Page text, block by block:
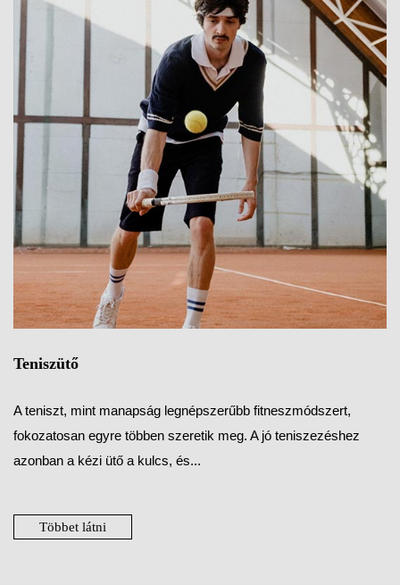
Teniszütő
A teniszt, mint manapság legnépszerűbb fitneszmódszert,
fokozatosan egyre többen szeretik meg. A jó teniszezéshez
azonban a kézi ütő a kulcs, és...
Többet látni